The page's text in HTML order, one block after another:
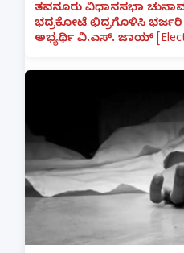
ತವನೂರು ವಿಧಾನಸಭಾ
ಭದ್ರಕೋಟೆ ಛಿದ್ರಗೊಳಿಸಿ ಭರ್ಜರಿ
ಅಭ್ಯರ್ಥಿ ವಿ.ಎಸ್. ಜಾಯ್